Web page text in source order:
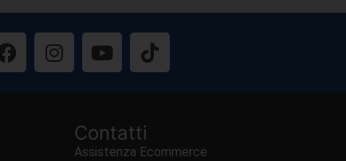
Contatti
Assistenza Ecommerce